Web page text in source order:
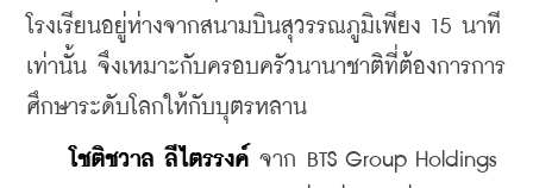
โรงเรียนอยู่ห่างจากสนามบินสุวรรณภูมิเพียง 15 นาที
เท่านั้น จึงเหมาะกับครอบครัวนานาชาติที่ต้องการการ
ศึกษาระดับโลกให้กับบุตรหลาน
โชติชวาล ลีไตรรงค์ จาก BTS Group Holdings